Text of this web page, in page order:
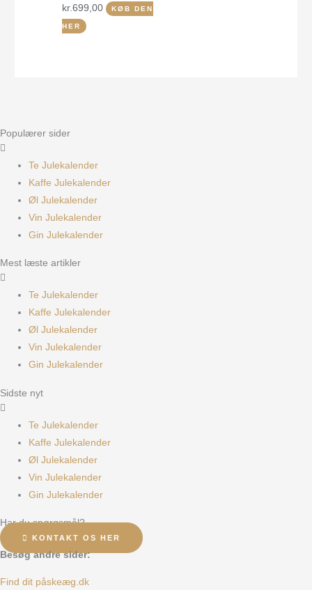
kr.699,00 KØB DEN
HER
Populærer sider
Te Julekalender
Kaffe Julekalender
Øl Julekalender
Vin Julekalender
Gin Julekalender
Mest læste artikler
Te Julekalender
Kaffe Julekalender
Øl Julekalender
Vin Julekalender
Gin Julekalender
Sidste nyt
Te Julekalender
Kaffe Julekalender
Øl Julekalender
Vin Julekalender
Gin Julekalender
Har du spørgsmål?
KONTAKT OS HER
Besøg andre sider:
Find dit påskeæg.dk